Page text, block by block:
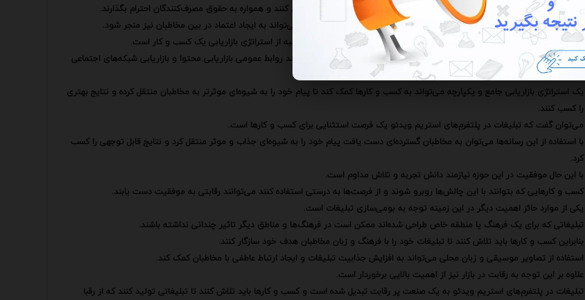
کسب و کارها باید از تبلیغاتی که گمراه‌کننده فریبنده یا توهین‌آمیز هستند خودداری کنند و همواره به حقوق مصرف‌کنندگان احترام بگذارند.
رعایت اصول اخلاقی و قانونی نه تنها به حفظ اعتبار کسب و کار کمک می‌کند بلکه می‌تواند به ایجاد اعتماد در بین مخاطبان نیز منجر شود.
همچنین لازم است به این نکته توجه داشت که تبلیغات در این رسانه‌ها تنها یک جنبه از استراتژی بازاریابی یک کسب و کار است.
برای دستیابی به نتایج مطلوب باید این تبلیغات را با سایر فعالیت‌های بازاریابی مانند روابط عمومی بازاریابی محتوا و بازاریابی شبکه‌های اجتماعی
هماهنگ کرد.
یک استراتژی بازاریابی جامع و یکپارچه می‌تواند به کسب و کارها کمک کند تا پیام خود را به شیوه‌ای موثرتر به مخاطبان منتقل کرده و نتایج بهتری
را کسب کنند.
می‌توان گفت که تبلیغات در پلتفرم‌های استریم ویدئو یک فرصت استثنایی برای کسب و کارها است.
با استفاده از این رسانه‌ها می‌توان به مخاطبان گسترده‌ای دست یافت پیام خود را به شیوه‌ای جذاب و موثر منتقل کرد و نتایج قابل توجهی را کسب
کرد.
با این حال موفقیت در این حوزه نیازمند دانش تجربه و تلاش مداوم است.
کسب و کارهایی که بتوانند با این چالش‌ها روبرو شوند و از فرصت‌ها به درستی استفاده کنند می‌توانند رقابتی به موفقیت دست یابند.
یکی از موارد حائز اهمیت دیگر در این زمینه توجه به بومی‌سازی تبلیغات است.
تبلیغاتی که برای یک فرهنگ یا منطقه خاص طراحی شده‌اند ممکن است در فرهنگ‌ها و مناطق دیگر تاثیر چندانی نداشته باشند.
بنابراین کسب و کارها باید تلاش کنند تا تبلیغات خود را با فرهنگ و زبان مخاطبان هدف خود سازگار کنند.
استفاده از تصاویر موسیقی و زبان محلی می‌تواند به افزایش جذابیت تبلیغات و ایجاد ارتباط عاطفی با مخاطبان کمک کند.
علاوه بر این توجه به رقابت در بازار نیز از اهمیت بالایی برخوردار است.
تبلیغات در پلتفرم‌های استریم ویدئو به یک صنعت پر رقابت تبدیل شده است و کسب و کارها باید تلاش کنند تا تبلیغاتی تولید کنند که از رقبا